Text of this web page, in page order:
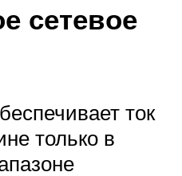
сетевое
ток
только в